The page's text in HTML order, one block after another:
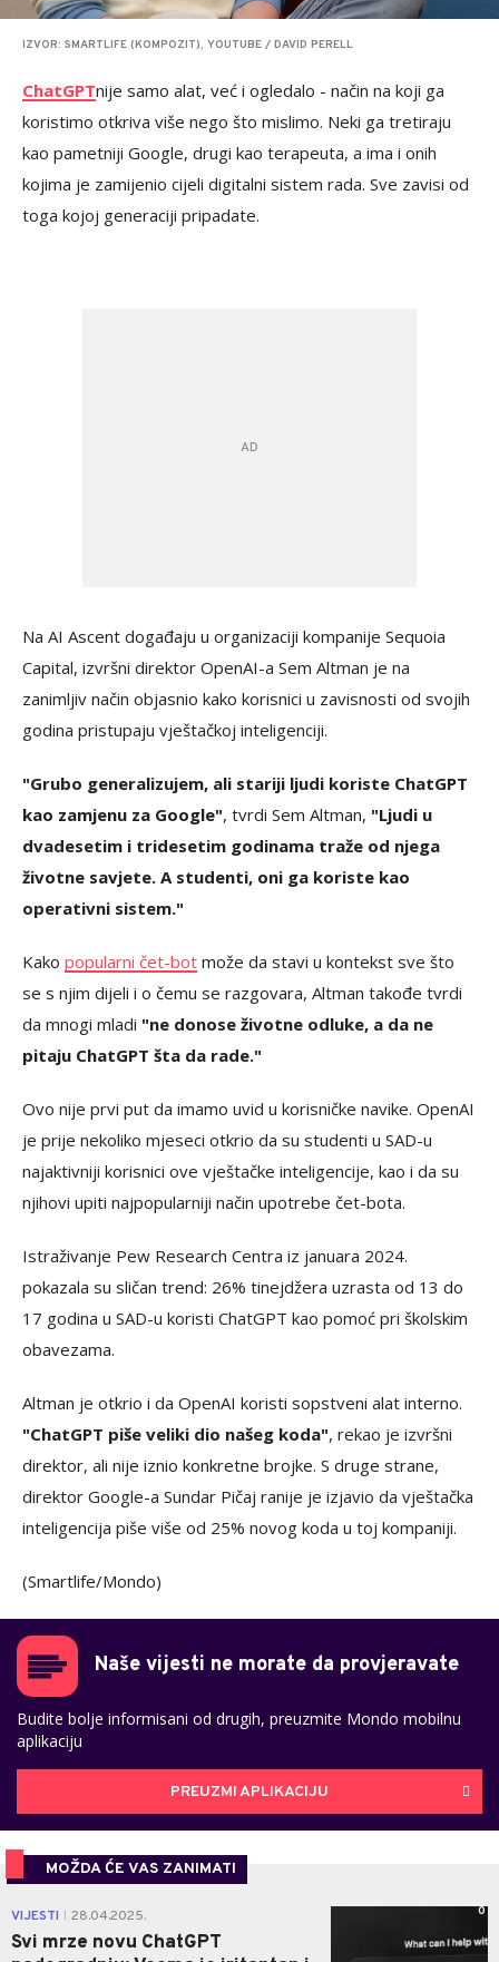
IZVOR: SMARTLIFE (KOMPOZIT), YOUTUBE / DAVID PERELL
ChatGPTnije samo alat, već i ogledalo - način na koji ga
koristimo otkriva više nego što mislimo. Neki ga tretiraju
kao pametniji Google, drugi kao terapeuta, a ima i onih
kojima je zamijenio cijeli digitalni sistem rada. Sve zavisi od
toga kojoj generaciji pripadate.
Na AI Ascent događaju u organizaciji kompanije Sequoia
Capital, izvršni direktor OpenAI-a Sem Altman je na
zanimljiv način objasnio kako korisnici u zavisnosti od svojih
godina pristupaju vještačkoj inteligenciji.
"Grubo generalizujem, ali stariji ljudi koriste ChatGPT
kao zamjenu za Google", tvrdi Sem Altman, "Ljudi u
dvadesetim i tridesetim godinama traže od njega
životne savjete. A studenti, oni ga koriste kao
operativni sistem."
Kako popularni čet-bot može da stavi u kontekst sve što
se s njim dijeli i o čemu se razgovara, Altman takođe tvrdi
da mnogi mladi "ne donose životne odluke, a da ne
pitaju ChatGPT šta da rade."
Ovo nije prvi put da imamo uvid u korisničke navike. OpenAI
je prije nekoliko mjeseci otkrio da su studenti u SAD-u
najaktivniji korisnici ove vještačke inteligencije, kao i da su
njihovi upiti najpopularniji način upotrebe čet-bota.
Istraživanje Pew Research Centra iz januara 2024.
pokazala su sličan trend: 26% tinejdžera uzrasta od 13 do
17 godina u SAD-u koristi ChatGPT kao pomoć pri školskim
obavezama.
Altman je otkrio i da OpenAI koristi sopstveni alat interno.
"ChatGPT piše veliki dio našeg koda", rekao je izvršni
direktor, ali nije iznio konkretne brojke. S druge strane,
direktor Google-a Sundar Pičaj ranije je izjavio da vještačka
inteligencija piše više od 25% novog koda u toj kompaniji.
(Smartlife/Mondo)
Naše vijesti ne morate da provjeravate
Budite bolje informisani od drugih, preuzmite Mondo mobilnu
aplikaciju
PREUZMI APLIKACIJU
MOŽDA ĆE VAS ZANIMATI
VIJESTI 28.04.2025.
Svi mrze novu ChatGPT
0